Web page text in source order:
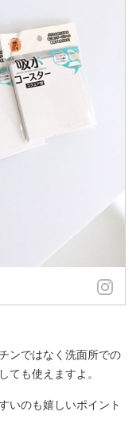
ンではなく洗面所での
ても使えますよ。
いのも嬉しいポイント